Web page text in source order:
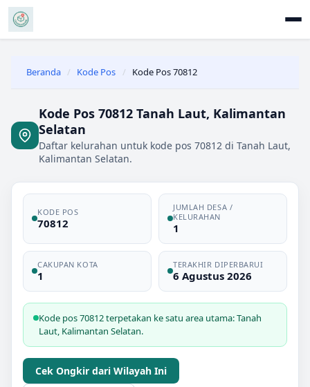
Beranda / Kode Pos / Kode Pos 70812
Kode Pos 70812 Tanah Laut, Kalimantan
Selatan
Daftar kelurahan untuk kode pos 70812 di Tanah Laut,
Kalimantan Selatan.
KODE POS
70812
JUMLAH DESA /
KELURAHAN
1
CAKUPAN KOTA
1
TERAKHIR DIPERBARUI
6 Agustus 2026
Kode pos 70812 terpetakan ke satu area utama: Tanah
Laut, Kalimantan Selatan.
Cek Ongkir dari Wilayah Ini